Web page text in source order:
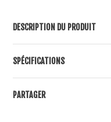
DESCRIPTION DU PRODUIT
SPÉCIFICATIONS
PARTAGER